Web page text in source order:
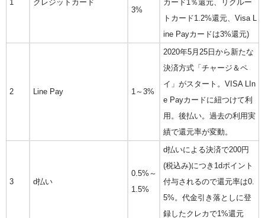
1 クレジットカード
3%
カード1％還元、リクルー
トカード1.2%還元、Visa L
ine Payカードは3%還元)
2 Line Pay 1～3%
2020年5月25日から新たな
決済方式「チャージ＆ペ
イ」がスタート。VISA LIn
e Payカードに紐つけて利
用。後払い。過去の利用実
績で還元率が変動。
3 d払い
0.5%～
1.5%
d払いによる決済で200円
(税込み)につき1dポイント
付与されるので還元率は0.
5%。代金引き落としに登
録したクレカで1%還元